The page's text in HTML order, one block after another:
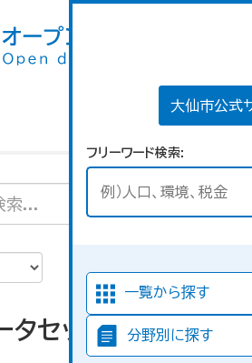
大仙市公式
フリーワード検索
一覧から探す
分野別に探す
タセットが見つか